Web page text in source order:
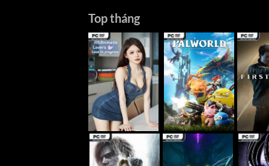
Top tháng